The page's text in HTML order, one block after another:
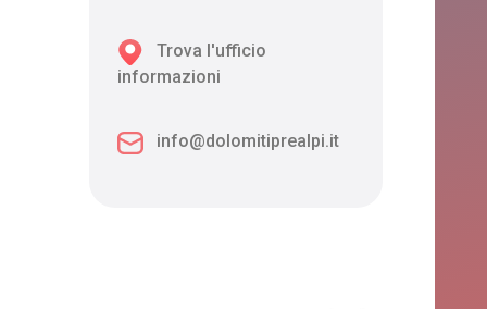
Trova l'ufficio
informazioni
info@dolomitiprealpi.it